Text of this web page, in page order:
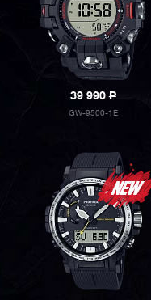
39 990P
GW-9500-1E